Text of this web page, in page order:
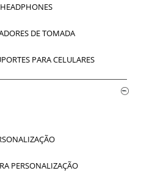
DE TOMADA
PARA CELULARES
PERSONALIZAÇÃO